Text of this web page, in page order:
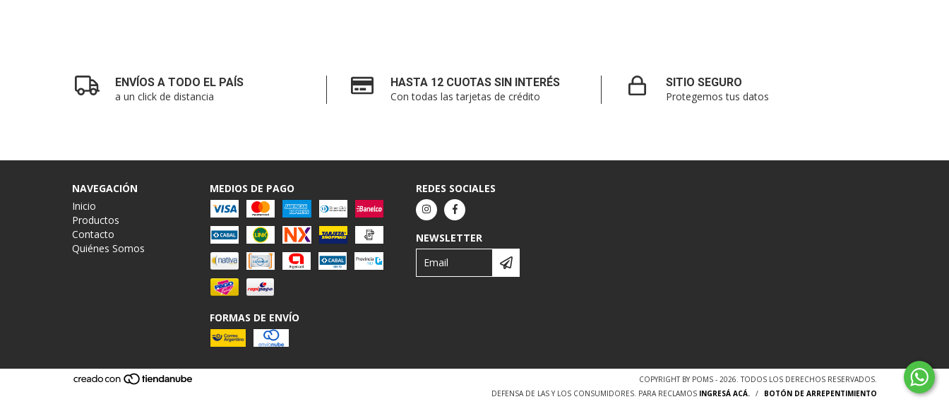
ENVÍOS A TODO EL PAÍS
a un click de distancia
HASTA 12 CUOTAS SIN INTERÉS
Con todas las tarjetas de crédito
SITIO SEGURO
Protegemos tus datos
NAVEGACIÓN
Inicio
Productos
Contacto
Quiénes Somos
MEDIOS DE PAGO
FORMAS DE ENVÍO
REDES SOCIALES
NEWSLETTER
COPYRIGHT BY POMS - 2026. TODOS LOS DERECHOS RESERVADOS.
DEFENSA DE LAS Y LOS CONSUMIDORES. PARA RECLAMOS INGRESÁ ACÁ. / BOTÓN DE ARREPENTIMIENTO